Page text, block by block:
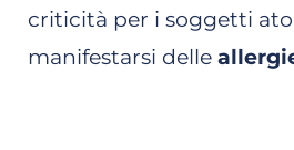
criticità per i soggetti
manifestarsi delle